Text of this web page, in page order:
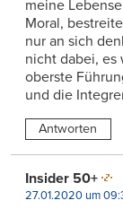
meine
Moral,
nur an sich
nicht dabei, es
oberste
und die
Antworten
Insider 50+
27.01.2020 um